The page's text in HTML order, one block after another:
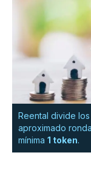
Reental divide
aproximado
mínima 1 token.